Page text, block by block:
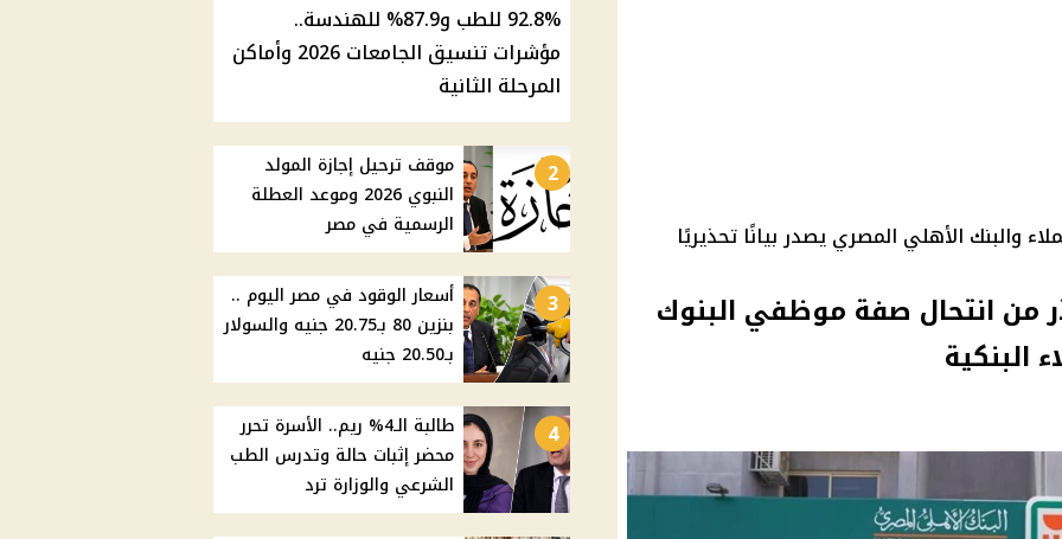
والبنك الأهلي المصري يصدر بيانًا تحذيريًا
من انتحال صفة موظفي البنوك
البنكية
92.8% للطب و87.9% للهندسة..
مؤشرات تنسيق الجامعات 2026 وأماكن
المرحلة الثانية
2
موقف ترحيل إجازة المولد
النبوي 2026 وموعد العطلة
الرسمية في مصر
3
أسعار الوقود في مصر اليوم ..
بنزين 80 بـ20.75 جنيه والسولار
بـ20.50 جنيه
4
طالبة الـ4% ريم.. الأسرة تحرر
محضر إثبات حالة وتدرس الطب
الشرعي والوزارة ترد